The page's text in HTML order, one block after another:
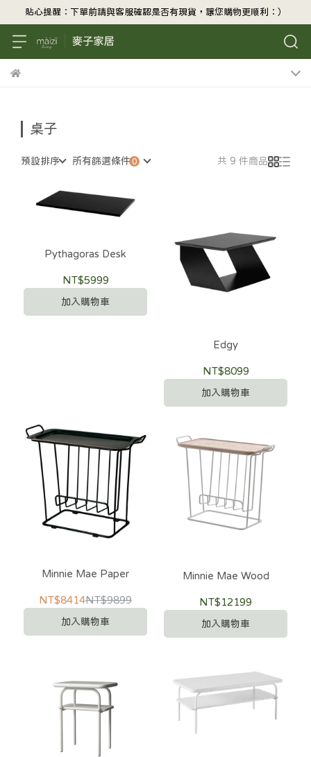
貼心提醒：下單前請與客服確認是否有現貨，讓您購物更順利：）
桌子
預設排序 所有篩選條件 共 9 件商品
Pythagoras Desk
NT$5999
加入購物車
Edgy
NT$8099
加入購物車
Minnie Mae Paper
NT$8414NT$9899
加入購物車
Minnie Mae Wood
NT$12199
加入購物車